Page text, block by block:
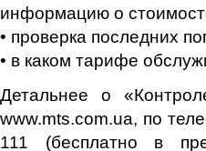
информацию о
• проверка последних
• в каком тарифе
Детальнее о
www.mts.com.ua, по
111 (бесплатно в